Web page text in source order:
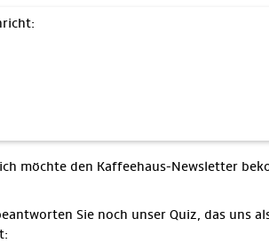
möchte den Kaffeehaus-Newsletter
Sie noch unser Quiz, das uns